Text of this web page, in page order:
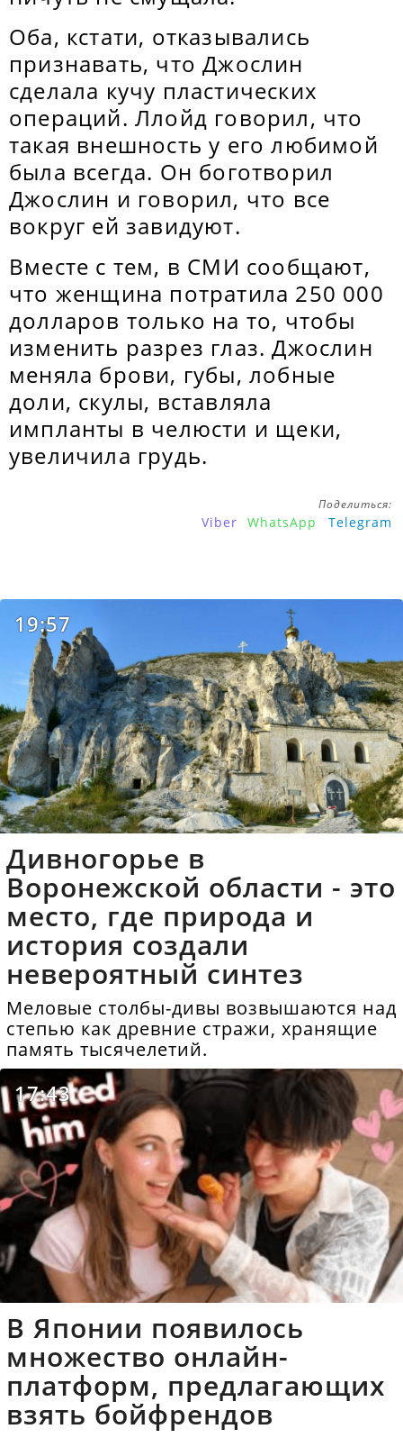
Оба, кстати, отказывались
признавать, что Джослин
сделала кучу пластических
операций. Ллойд говорил, что
такая внешность у его любимой
была всегда. Он боготворил
Джослин и говорил, что все
вокруг ей завидуют.
Вместе с тем, в СМИ сообщают,
что женщина потратила 250 000
долларов только на то, чтобы
изменить разрез глаз. Джослин
меняла брови, губы, лобные
доли, скулы, вставляла
импланты в челюсти и щеки,
увеличила грудь.
Поделиться:
Viber WhatsApp Telegram
19:57
Дивногорье в
Воронежской области - это
место, где природа и
история создали
невероятный синтез
Меловые столбы-дивы возвышаются над
степью как древние стражи, хранящие
память тысячелетий.
17:43
В Японии появилось
множество онлайн-
платформ, предлагающих
взять бойфрендов